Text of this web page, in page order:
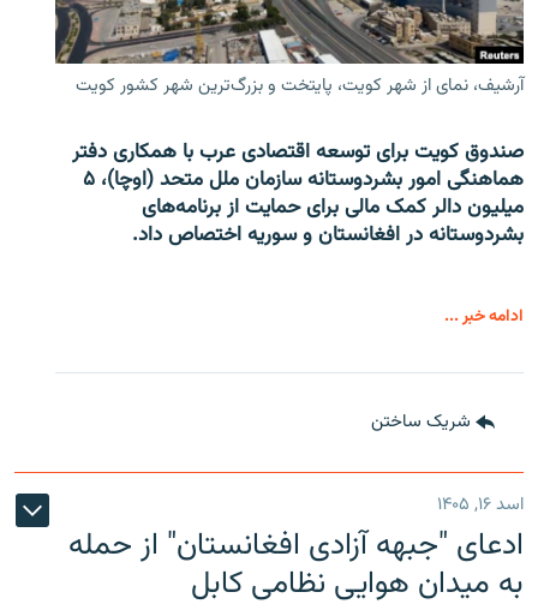
آرشیف، نمای از شهر کویت، پایتخت و بزرگ‌ترین شهر کشور کویت
صندوق کویت برای توسعه اقتصادی عرب با همکاری دفتر
هماهنگی امور بشردوستانه سازمان ملل متحد (اوچا)، ۵
میلیون دالر کمک مالی برای حمایت از برنامه‌های
بشردوستانه در افغانستان و سوریه اختصاص داد.
ادامه خبر ...
شریک ساختن
اسد ۱۶, ۱۴۰۵
ادعای "جبهه آزادی افغانستان" از حمله
به میدان هوایی نظامی کابل